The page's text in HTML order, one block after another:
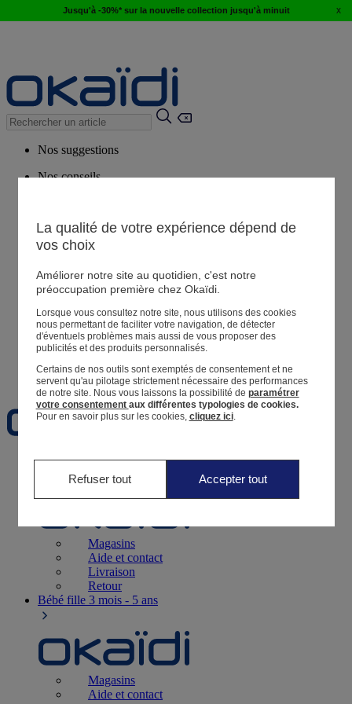
Jusqu'à -30%* sur la nouvelle collection jusqu'à minuit x
Nos suggestions
Nos conseils
Magasin
Mes informations
Suivre une commande
Panier
Favoris
Naissance0-12 mois
Magasins
Aide et contact
Livraison
Retour
Bébé fille 3 mois - 5 ans
Magasins
Aide et contact
La qualité de votre expérience dépend de
vos choix
Améliorer notre site au quotidien, c'est notre
préoccupation première chez Okaïdi.
Lorsque vous consultez notre site, nous utilisons des cookies
nous permettant de faciliter votre navigation, de détecter
d'éventuels problèmes mais aussi de vous proposer des
publicités et des produits personnalisés.
Certains de nos outils sont exemptés de consentement et ne
servent qu'au pilotage strictement nécessaire des performances
de notre site. Nous vous laissons la possibilité de paramétrer
votre consentement aux différentes typologies de cookies.
Pour en savoir plus sur les cookies, cliquez ici.
Refuser tout Accepter tout